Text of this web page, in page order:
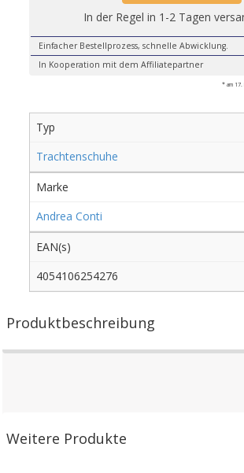
In der Regel in 1-2 Tagen
Einfacher Bestellprozess, schnelle Abwicklung.
In Kooperation mit dem Affiliatepartner
* am 17.
Typ
Trachtenschuhe
Marke
Andrea Conti
EAN(s)
4054106254276
Produktbeschreibung
Weitere Produkte